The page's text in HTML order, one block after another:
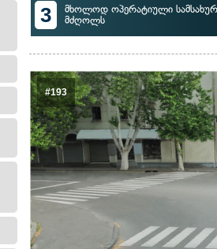
3
მხოლოდ ოპერატიული
მძღოლს
#193